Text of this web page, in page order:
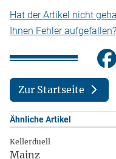
Hat der Artikel nicht
Ihnen Fehler
Zur Startseite
Ähnliche Artikel
Kellerduell
Mainz